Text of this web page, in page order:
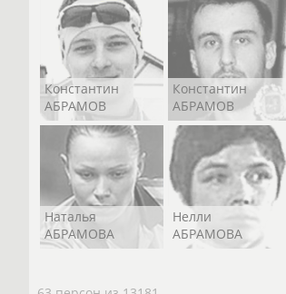
Константин
АБРАМОВ
Константин
АБРАМОВ
Наталья
АБРАМОВА
Нелли
АБРАМОВА